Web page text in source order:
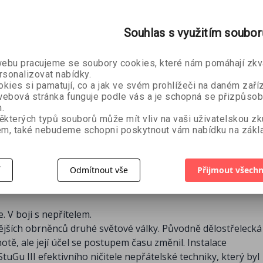
Kč
Zimní válka
1939-1940 (2.
vydání)
kolektiv autorů
71 Kč 79 Kč
kol.
224 Kč
V boji s nepřítelem.
obrněnců druhé světové války. Původně dělostřelecká
ale její účel se postupem času změnil. Instalace
III efektivního ničitele nepřátelské techniky, který byl
Souhlas s využitím
pracujeme se soubory cookies, které nám pomáhají
nabídky.
si pamatují, co a jak ve svém prohlížeči na daném
stránka funguje podle vás a je schopná se
typů souborů může mít vliv na vaši uživatelskou
také nebudeme schopni poskytnout vám nabídku na
Odmítnout vše Přijmout